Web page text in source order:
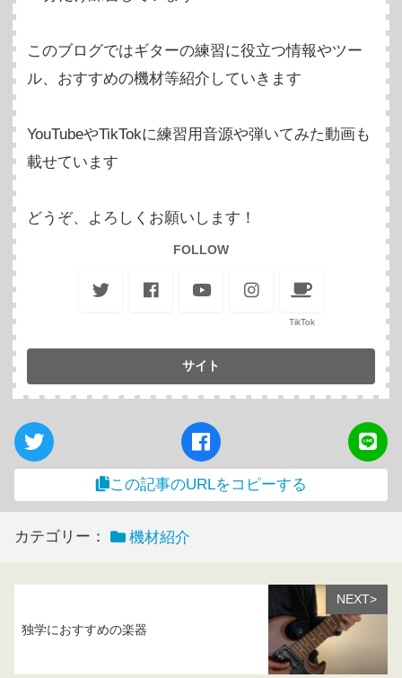
このブログではギターの練習に役立つ情報やツー
ル、おすすめの機材等紹介していきます
YouTubeやTikTokに練習用音源や弾いてみた動画も
載せています
どうぞ、よろしくお願いします！
FOLLOW
TikTok
この記事のURLをコピーする
カテゴリー： 機材紹介
NEXT>
独学におすすめの楽器